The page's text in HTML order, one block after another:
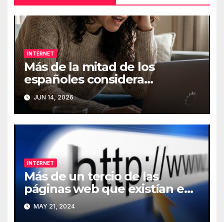
INTERNET
Más de la mitad de los
españoles considera
fundamental la conexión a
Internet
JUN 14, 2026
INTERNET
Más de un tercio de las
páginas web que existían en
2013 han desaparecido de
Internet
MAY 21, 2024